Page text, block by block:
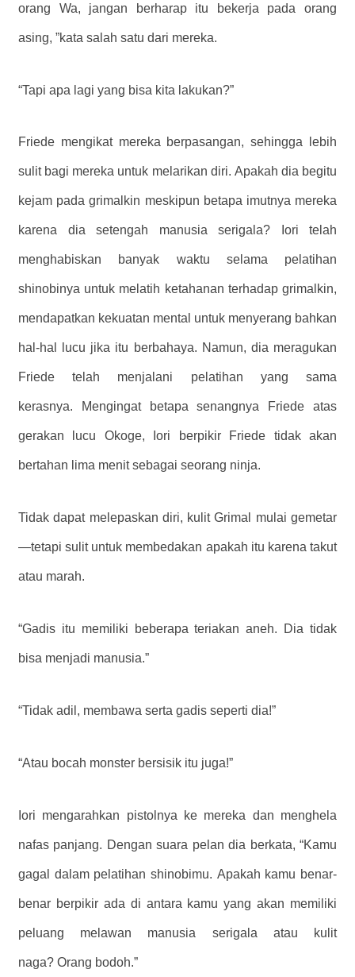
orang Wa, jangan berharap itu bekerja pada orang
asing, ”kata salah satu dari mereka.
“Tapi apa lagi yang bisa kita lakukan?”
Friede mengikat mereka berpasangan, sehingga lebih
sulit bagi mereka untuk melarikan diri. Apakah dia begitu
kejam pada grimalkin meskipun betapa imutnya mereka
karena dia setengah manusia serigala? Iori telah
menghabiskan banyak waktu selama pelatihan
shinobinya untuk melatih ketahanan terhadap grimalkin,
mendapatkan kekuatan mental untuk menyerang bahkan
hal-hal lucu jika itu berbahaya. Namun, dia meragukan
Friede telah menjalani pelatihan yang sama
kerasnya. Mengingat betapa senangnya Friede atas
gerakan lucu Okoge, Iori berpikir Friede tidak akan
bertahan lima menit sebagai seorang ninja.
Tidak dapat melepaskan diri, kulit Grimal mulai gemetar
—tetapi sulit untuk membedakan apakah itu karena takut
atau marah.
“Gadis itu memiliki beberapa teriakan aneh. Dia tidak
bisa menjadi manusia.”
“Tidak adil, membawa serta gadis seperti dia!”
“Atau bocah monster bersisik itu juga!”
Iori mengarahkan pistolnya ke mereka dan menghela
nafas panjang. Dengan suara pelan dia berkata, “Kamu
gagal dalam pelatihan shinobimu. Apakah kamu benar-
benar berpikir ada di antara kamu yang akan memiliki
peluang melawan manusia serigala atau kulit
naga? Orang bodoh.”